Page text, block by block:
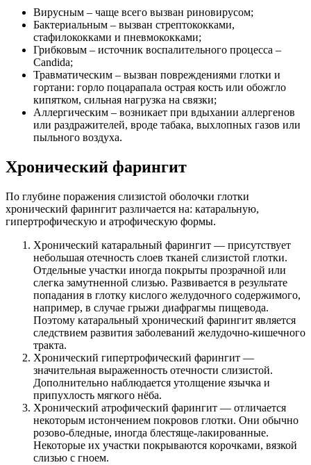
Вирусным – чаще всего вызван риновирусом;
Бактериальным – вызван стрептококками,
стафилококками и пневмококками;
Грибковым – источник воспалительного процесса –
Candida;
Травматическим – вызван повреждениями глотки и
гортани: горло поцарапала острая кость или обожгло
кипятком, сильная нагрузка на связки;
Аллергическим – возникает при вдыхании аллергенов
или раздражителей, вроде табака, выхлопных газов или
пыльного воздуха.
Хронический фарингит
По глубине поражения слизистой оболочки глотки
хронический фарингит различается на: катаральную,
гипертрофическую и атрофическую формы.
Хронический катаральный фарингит — присутствует
небольшая отечность слоев тканей слизистой глотки.
Отдельные участки иногда покрыты прозрачной или
слегка замутненной слизью. Развивается в результате
попадания в глотку кислого желудочного содержимого,
например, в случае грыжи диафрагмы пищевода.
Поэтому катаральный хронический фарингит является
следствием развития заболеваний желудочно-кишечного
тракта.
Хронический гипертрофический фарингит —
значительная выраженность отечности слизистой.
Дополнительно наблюдается утолщение язычка и
припухлость мягкого нёба.
Хронический атрофический фарингит — отличается
некоторым истончением покровов глотки. Они обычно
розово-бледные, иногда блестяще-лакированные.
Некоторые их участки покрываются корочками, вязкой
слизью с гноем.